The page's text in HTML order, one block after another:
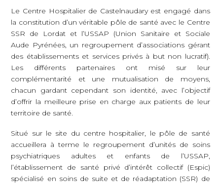
Le Centre Hospitalier de Castelnaudary est engagé dans
la constitution d’un véritable pôle de santé avec le Centre
SSR de Lordat et l’USSAP (Union Sanitaire et Sociale
Aude Pyrénées, un regroupement d’associations gérant
des établissements et services privés à but non lucratif).
Les différents partenaires ont misé sur leur
complémentarité et une mutualisation de moyens,
chacun gardant cependant son identité, avec l’objectif
d’offrir la meilleure prise en charge aux patients de leur
territoire de santé.
Situé sur le site du centre hospitalier, le pôle de santé
accueillera à terme le regroupement d’unités de soins
psychiatriques adultes et enfants de l’USSAP,
l’établissement de santé privé d’intérêt collectif (Espic)
spécialisé en soins de suite et de réadaptation (SSR) de